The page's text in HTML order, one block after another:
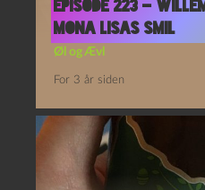
Episode 223 –
Mona Lisas Smil
Øl og Ævl
For 3 år siden